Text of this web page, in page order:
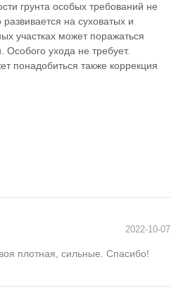
грунта особых требований не
на суховатых и
участках может поражаться
ухода не требует.
понадобиться также коррекция
2022-10-07
плотная, сильные. Спасибо!